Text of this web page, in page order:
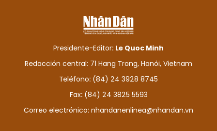
Presidente-Editor: Le Quoc Minh
Redacción central: 71 Hang Trong, Hanói, Vietnam
Teléfono: (84) 24 3928 8745
Fax: (84) 24 3825 5593
Correo electrónico: nhandanenlinea@nhandan.vn